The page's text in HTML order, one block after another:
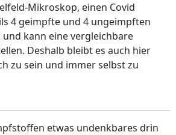
Mikroskop, einen Covid
4 geimpfte und 4 ungeimpften
kann eine vergleichbare
Deshalb bleibt es auch hier
zu sein und immer selbst zu
etwas undenkbares drin